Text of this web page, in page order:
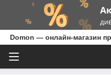
Domon — онлайн-магазин